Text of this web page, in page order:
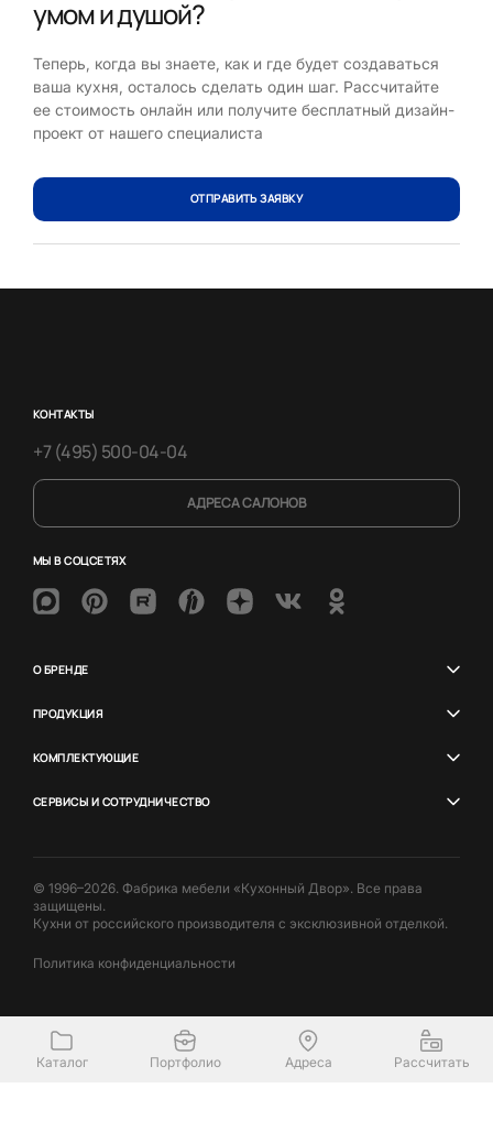
умом и душой?
Теперь, когда вы знаете, как и где будет создаваться
ваша кухня, осталось сделать один шаг. Рассчитайте
ее стоимость онлайн или получите бесплатный дизайн-
проект от нашего специалиста
ОТПРАВИТЬ ЗАЯВКУ
КОНТАКТЫ
+7 (495) 500-04-04
АДРЕСА САЛОНОВ
МЫ В СОЦСЕТЯХ
О БРЕНДЕ
ПРОДУКЦИЯ
КОМПЛЕКТУЮЩИЕ
СЕРВИСЫ И СОТРУДНИЧЕСТВО
© 1996–2026. Фабрика мебели «Кухонный Двор». Все права
защищены.
Кухни от российского производителя с эксклюзивной отделкой.
Политика конфиденциальности
Каталог Портфолио Адреса Рассчитать